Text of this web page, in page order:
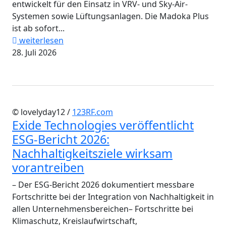
entwickelt für den Einsatz in VRV- und Sky-Air-
Systemen sowie Lüftungsanlagen. Die Madoka Plus
ist ab sofort...
weiterlesen
28. Juli 2026
© lovelyday12 / 123RF.com
Exide Technologies veröffentlicht
ESG-Bericht 2026:
Nachhaltigkeitsziele wirksam
vorantreiben
– Der ESG-Bericht 2026 dokumentiert messbare
Fortschritte bei der Integration von Nachhaltigkeit in
allen Unternehmensbereichen– Fortschritte bei
Klimaschutz, Kreislaufwirtschaft,